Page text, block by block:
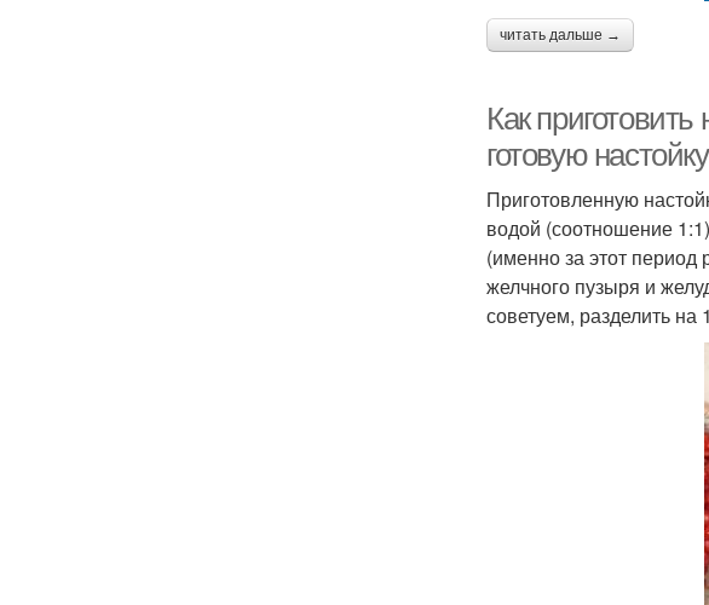
читать дальше →
Как
готовую
Приготовленную
водой (соотношение
(именно за этот период
желчного пузыря и
советуем, разделить на